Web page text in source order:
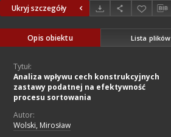
Ukryj szczegóły
Opis obiektu Lista plików
Tytuł:
Analiza wpływu cech konstrukcyjnych
zastawy podatnej na efektywność
procesu sortowania
Autor:
Wolski, Mirosław